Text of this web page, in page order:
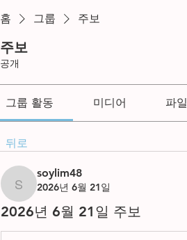
홈 그룹 주보
주보
공개
그룹 활동 미디어 파일
뒤로
soylim48
soylim48
2026년 6월 21일
2026년 6월 21일 주보